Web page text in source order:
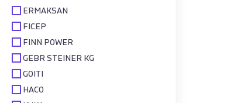
ERMAKSAN
FICEP
FINN POWER
GEBR STEINER KG
GOITI
HACO